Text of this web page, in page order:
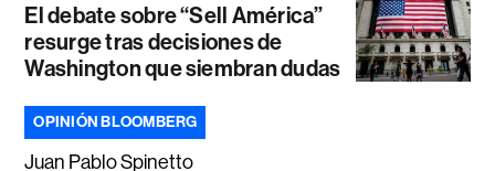
El debate sobre “Sell América”
resurge tras decisiones de
Washington que siembran dudas
OPINIÓN BLOOMBERG
Juan Pablo Spinetto